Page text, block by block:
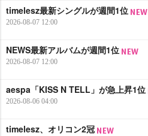
timelesz最新シングルが週間1位
2026-08-07 12:00
NEWS最新アルバムが週間1位
2026-08-07 12:00
aespa「KISS N TELL」が急上昇1位
2026-08-06 04:00
timelesz、オリコン2冠